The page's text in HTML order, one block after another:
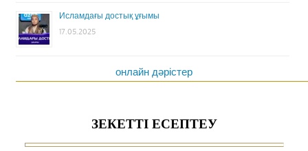
Исламдағы достық ұғымы
17.05.2025
онлайн дәрістер